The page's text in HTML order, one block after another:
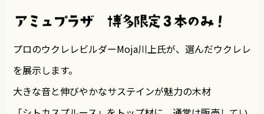
プロのウクレレビルダーMoja川上氏が、選んだウク レレ
を展示します。
大きな音と伸びやかなサステインが魅力の木材